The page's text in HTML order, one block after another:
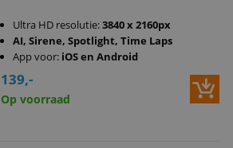
Ultra HD resolutie:3840 x 2160px
AI, Sirene, Spotlight, Time Laps
App voor: iOS en Android
139,-
Op voorraad